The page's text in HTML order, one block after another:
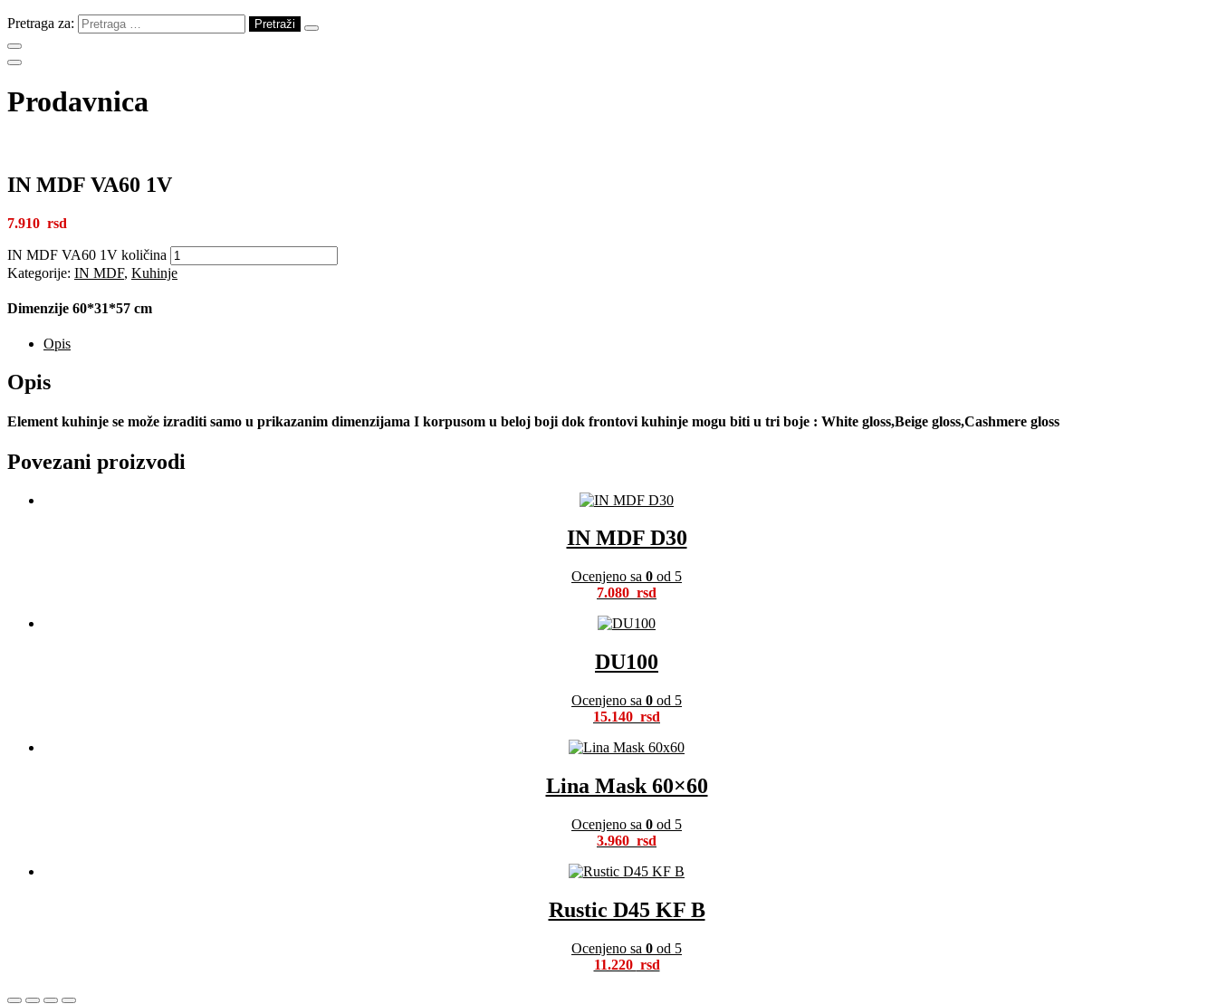
Pretraga za:
Prodavnica
IN MDF VA60 1V
7.910
IN MDF VA60 1V količina
Kategorije: IN MDF, Kuhinje
Dimenzije 60*31*57 cm
Opis
Opis
Element kuhinje se može izraditi samo u prikazanim dimenzijama I korpusom u beloj boji dok frontovi kuhinje mogu biti u tri boje : White gloss,Beige gloss,Cashmere gloss
Povezani proizvodi
IN MDF D30
Ocenjeno sa 0 od 5
7.080
DU100
Ocenjeno sa 0 od 5
15.140
Lina Mask 60×60
Ocenjeno sa 0 od 5
3.960
Rustic D45 KF B
Ocenjeno sa 0 od 5
11.220